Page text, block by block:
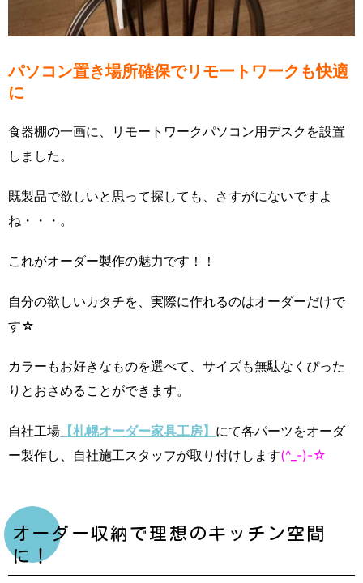
パソコン置き場所確保でリモートワークも快適
に
食器棚の一画に、リモートワークパソコン用デスクを設置
しました。
既製品で欲しいと思って探しても、さすがにないですよ
ね・・・。
これがオーダー製作の魅力です！！
自分の欲しいカタチを、実際に作れるのはオーダーだけで
す☆
カラーもお好きなものを選べて、サイズも無駄なくぴった
りとおさめることができます。
自社工場 【札幌オーダー家具工房】 にて各パーツをオーダ
ー製作し、自社施工スタッフが取り付けします(^_-)-☆
オーダー収納で理想のキッチン空間
に！